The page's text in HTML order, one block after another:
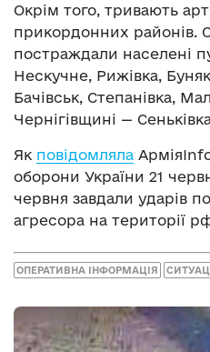
Окрім того, тривають
прикордонних районів.
постраждали населені
Нескучне, Рижівка,
Бачівськ, Степанівка,
Чернігівщині —
Як повідомляла
оборони України 21
червня завдали ударів
агресора на території
ОПЕРАТИВНА ІНФОРМАЦІЯ